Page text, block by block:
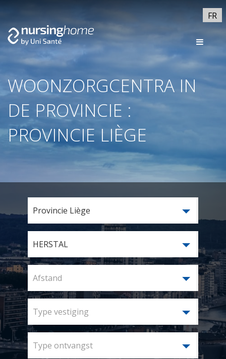
FR
WOONZORGCENTRA IN
DE PROVINCIE :
PROVINCIE LIÈGE
Provincie Liège
HERSTAL
Afstand
Type vestiging
Type ontvangst